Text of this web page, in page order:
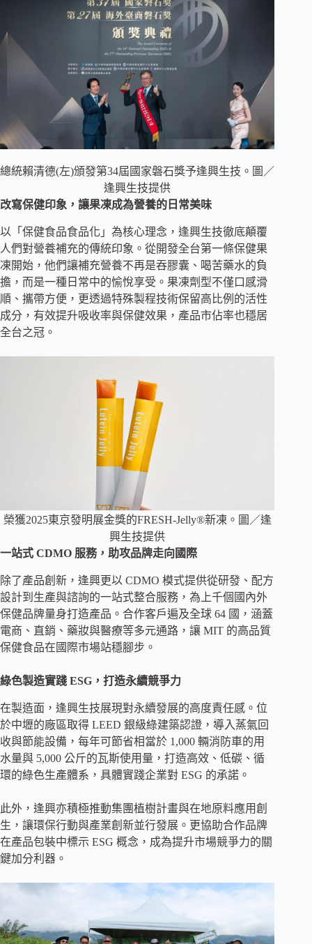
總統賴清德(左)頒發第34屆國家磐石獎予逢興生技。圖／
逢興生技提供
改寫保健印象，讓果凍成為營養的日常美味
以「保健食品食品化」為核心理念，逢興生技徹底顛覆
人們對營養補充的傳統印象。從開發全台第一條保健果
凍開始，他們讓補充營養不再是吞膠囊、喝苦藥水的負
擔，而是一種日常中的愉悅享受。果凍劑型不僅口感滑
順、攜帶方便，更透過特殊製程技術保留高比例的活性
成分，有效提升吸收率與保健效果，產品市佔率也穩居
全台之冠。
榮獲2025東京發明展金獎的FRESH-Jelly®新凍。圖／逢
興生技提供
一站式 CDMO 服務，助攻品牌走向國際
除了產品創新，逢興更以 CDMO 模式提供從研發、配方
設計到生產與諮詢的一站式整合服務，為上千個國內外
保健品牌量身打造產品。合作客戶遍及全球 64 國，涵蓋
電商、直銷、藥妝與醫療等多元通路，讓 MIT 的高品質
保健食品在國際市場站穩腳步。
綠色製造實踐 ESG，打造永續競爭力
在製造面，逢興生技展現對永續發展的高度責任感。位
於中壢的廠區取得 LEED 銀級綠建築認證，導入蒸氣回
收與節能設備，每年可節省相當於 1,000 輛消防車的用
水量與 5,000 公斤的瓦斯使用量，打造高效、低碳、循
環的綠色生產體系，具體實踐企業對 ESG 的承諾。
此外，逢興亦積極推動集團植樹計畫與在地原料應用創
生，讓環保行動與產業創新並行發展。更協助合作品牌
在產品包裝中標示 ESG 概念，成為提升市場競爭力的關
鍵加分利器。